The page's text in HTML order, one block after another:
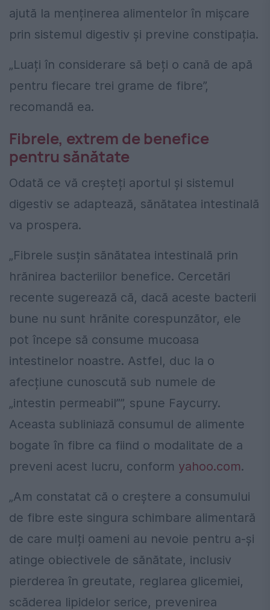
ajută la menținerea alimentelor în mișcare
prin sistemul digestiv și previne constipația.
„Luați în considerare să beți o cană de apă
pentru fiecare trei grame de fibre”,
recomandă ea.
Fibrele, extrem de benefice
pentru sănătate
Odată ce vă creșteți aportul și sistemul
digestiv se adaptează, sănătatea intestinală
va prospera.
„Fibrele susțin sănătatea intestinală prin
hrănirea bacteriilor benefice. Cercetări
recente sugerează că, dacă aceste bacterii
bune nu sunt hrănite corespunzător, ele
pot începe să consume mucoasa
intestinelor noastre. Astfel, duc la o
afecțiune cunoscută sub numele de
„intestin permeabil””, spune Faycurry.
Aceasta subliniază consumul de alimente
bogate în fibre ca fiind o modalitate de a
preveni acest lucru, conform yahoo.com.
„Am constatat că o creștere a consumului
de fibre este singura schimbare alimentară
de care mulți oameni au nevoie pentru a-și
atinge obiectivele de sănătate, inclusiv
pierderea în greutate, reglarea glicemiei,
scăderea lipidelor serice, prevenirea